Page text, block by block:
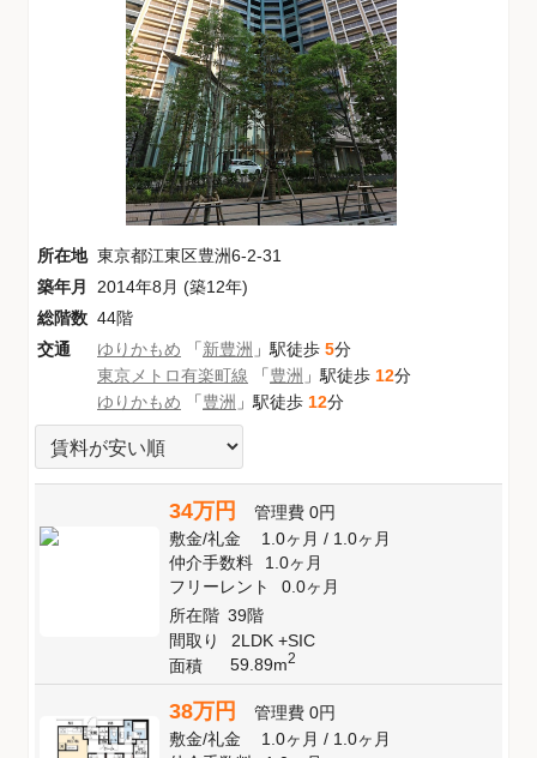
所在地 東京都江東区豊洲6-2-31
築年月
2014年8月 (築12年)
総階数 44階
交通
ゆりかもめ 「新豊洲 」駅徒歩 5分
東京メトロ有楽町線 「豊洲 」駅徒歩 12分
ゆりかもめ 「豊洲 」駅徒歩 12分
34万円 管理費 0円
敷金/礼金 1.0ヶ月/ 1.0ヶ月
仲介手数料
1.0ヶ月
フリーレント
0.0ヶ月
所在階 39階
間取り
2LDK +SIC
面積
59.89m2
38万円 管理費 0円
敷金/礼金 1.0ヶ月/ 1.0ヶ月